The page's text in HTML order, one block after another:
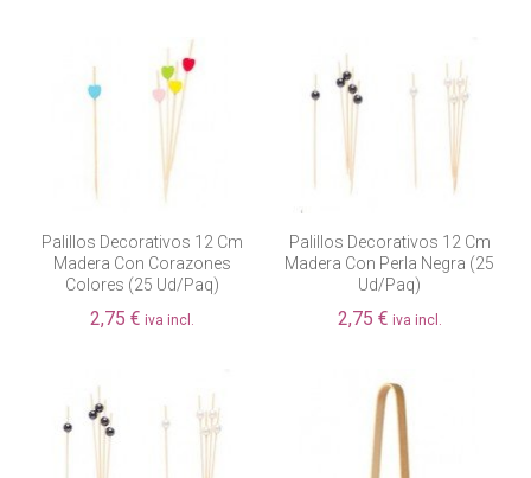
Palillos Decorativos 12 Cm
Madera Con Corazones
Colores (25 Ud/paq)
2,75 € iva incl.
Palillos Decorativos 12 Cm
Madera Con Perla Negra (25
Ud/paq)
2,75 € iva incl.